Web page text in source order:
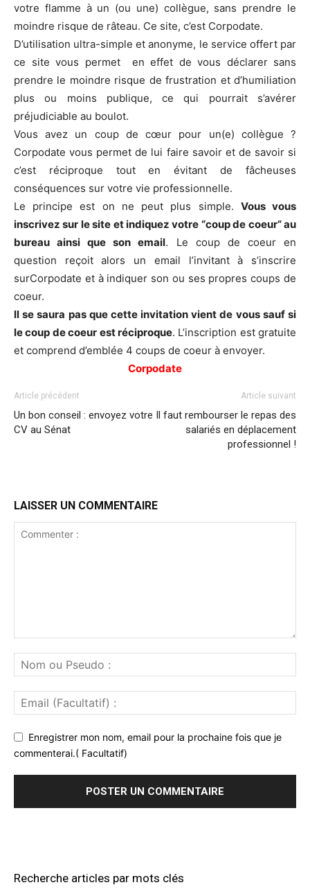
votre flamme à un (ou une) collègue, sans prendre le
moindre risque de râteau. Ce site, c’est Corpodate.
D’utilisation ultra-simple et anonyme, le service offert par
ce site vous permet en effet de vous déclarer sans
prendre le moindre risque de frustration et d’humiliation
plus ou moins publique, ce qui pourrait s’avérer
préjudiciable au boulot.
Vous avez un coup de cœur pour un(e) collègue ?
Corpodate vous permet de lui faire savoir et de savoir si
c’est réciproque tout en évitant de fâcheuses
conséquences sur votre vie professionnelle.
Le principe est on ne peut plus simple. Vous vous
inscrivez sur le site et indiquez votre “coup de coeur” au
bureau ainsi que son email. Le coup de coeur en
question reçoit alors un email l’invitant à s’inscrire
surCorpodate et à indiquer son ou ses propres coups de
coeur.
ll se saura pas que cette invitation vient de vous sauf si
le coup de coeur est réciproque. L’inscription est gratuite
et comprend d’emblée 4 coups de coeur à envoyer.
Corpodate
Article précédent
Un bon conseil : envoyez votre
CV au Sénat
Article suivant
Il faut rembourser le repas des
salariés en déplacement
professionnel !
LAISSER UN COMMENTAIRE
Enregistrer mon nom, email pour la prochaine fois que je
commenterai.( Facultatif)
Recherche articles par mots clés